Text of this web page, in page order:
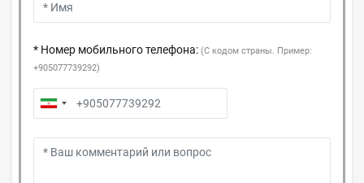
* Номер мобильного телефона: (С кодом страны. Пример:
+905077739292)